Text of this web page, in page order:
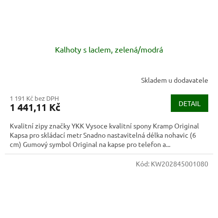
Kalhoty s laclem, zelená/modrá
Skladem u dodavatele
1 191 Kč bez DPH
1 441,11 Kč DETAIL
Kvalitní zipy značky YKK Vysoce kvalitní spony Kramp Original
Kapsa pro skládací metr Snadno nastavitelná délka nohavic (6
cm) Gumový symbol Original na kapse pro telefon a...
Kód: KW202845001080